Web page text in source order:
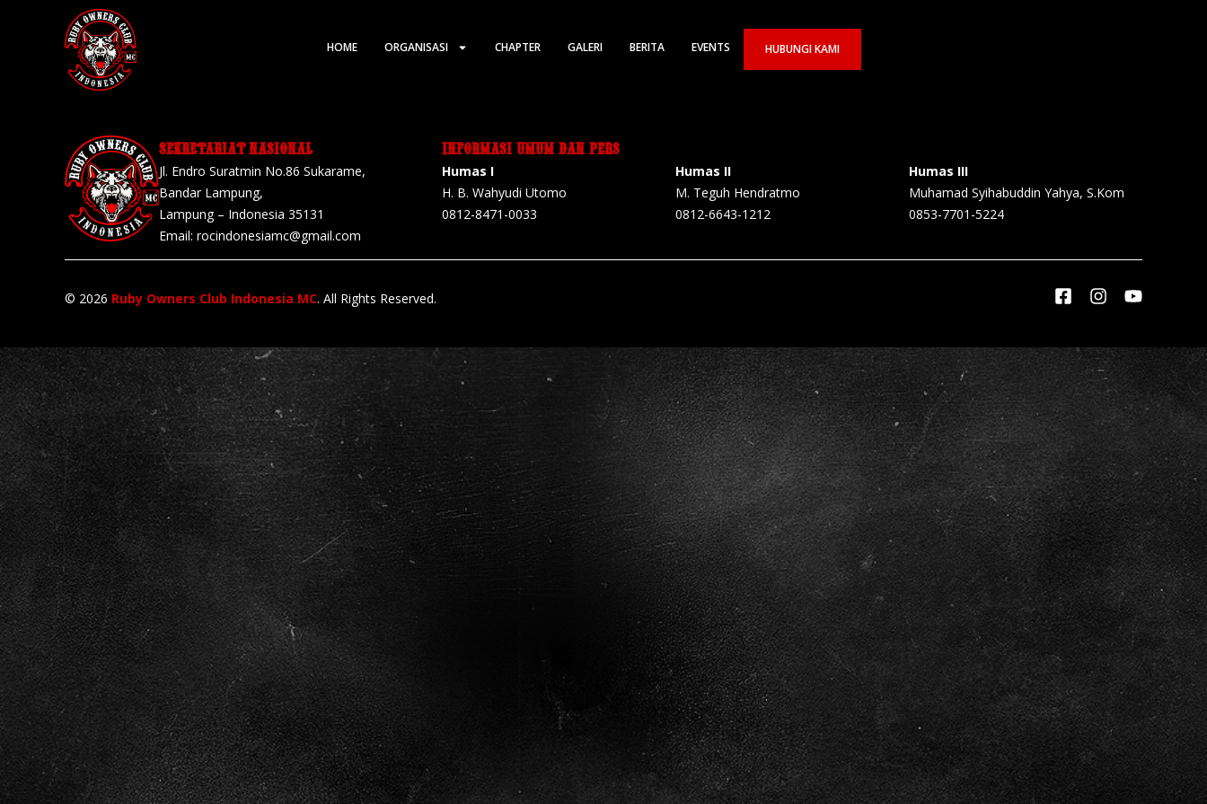
HOME ORGANISASI CHAPTER GALERI BERITA EVENTS HUBUNGI KAMI
SEKRETARIAT NASIONAL
Jl. Endro Suratmin No.86 Sukarame,
Bandar Lampung,
Lampung – Indonesia 35131
Email: rocindonesiamc@gmail.com
INFORMASI UMUM DAN PERS
Humas I
H. B. Wahyudi Utomo
0812-8471-0033
Humas II
M. Teguh Hendratmo
0812-6643-1212
Humas III
Muhamad Syihabuddin Yahya, S.Kom
0853-7701-5224
© 2026 Ruby Owners Club Indonesia MC. All Rights Reserved.